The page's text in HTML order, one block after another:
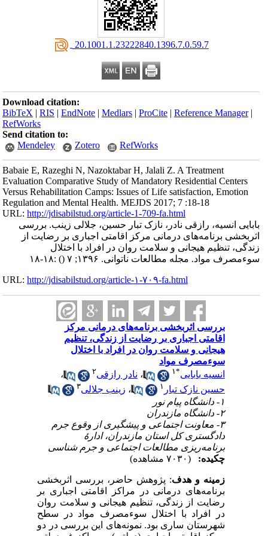
‎ 20.1001.1.23222840.1396.7.0.59.7
Download citation:
BibTeX |RIS |EndNote |Medlars |ProCite |Reference Manager
RefWorks
Send citation to:
Mendeley
Zotero RefWorks
Babaie E, Razeghi N, Nazoktabar H, Jalali Z. A Treatment
Evaluation Comparative Study of Mandatory Residential Centers
Versus Rehabilitation Camps: Issues of Life satisfaction, Emotion
Regulation and Mental Health. MEJDS 2017; 7 :18-18
URL:http://jdisabilstud.org/article-1-709-fa.html
بابایی انسیه، رازقی نادر، نازک تبار حسین، جلالی زینب. بررسی
اثربخشی برنامه‌های درمانی مرکز اقامتی اجباری بر رضایت از
زندگی، تنظیم هیجانی و سلامت روان در افراد با اختلال
سوء‌مصرف مواد. مجله مطالعات ناتوانی. ۱۳۹۶; ۷
() :۱۸-۱۸
URL:http://jdisabilstud.org/article-۱-۷۰۹-fa.html
بررسی اثربخشی برنامه‌های درمانی مرکز
اقامتی اجباری بر رضایت از زندگی، تنظیم
هیجانی و سلامت روان در افراد با اختلال
سوء‌مصرف مواد
انسیه بابایی
۱ ،نادر رازقی
،
حسین نازک تبار۱ ،زینب جلالی
۲- دانشگاه مازندران
۳- معاونت اجتماعی و پیشگیری از وقوع جرم
دادگستری کل استان مازندران، ادارهٔ
برنامه‌ریزی مطالعات اجتماعی و جرم شناسی
چکیده:
زمینه و هدف: پژوهش حاضر، بررسی اثربخشی
برنامه‌های درمانی در مراکز اقامتی اجباری بر
رضایت از زندگی، تنظیم هیجانی و سلامت روان
در افراد با اختلال سوء‌مصرف مواد در سطح
شهرستان ساری بود. نمونه‌های این بررسی در دو